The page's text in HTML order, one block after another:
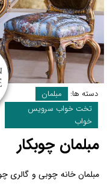
دسته ها:
مبلمان
تخت خواب سرویس
خواب
مبلمانچوبکار